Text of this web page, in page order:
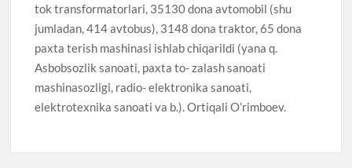
tok transformatorlari, 35130 dona avtomobil (shu
jumladan, 414 avtobus), 3148 dona traktor, 65 dona
paxta terish mashinasi ishlab chiqarildi (yana q.
Asbobsozlik sanoati, paxta to- zalash sanoati
mashinasozligi, radio- elektronika sanoati,
elektrotexnika sanoati va b.). Ortiqali O’rimboev.